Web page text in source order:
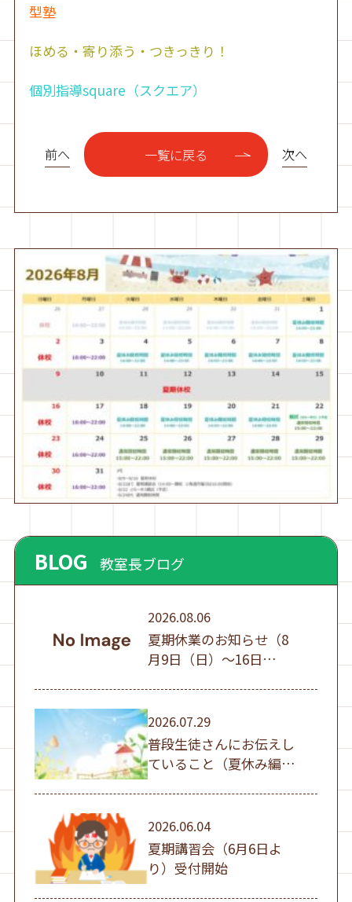
型塾
ほめる・寄り添う・つきっきり！
個別指導square（スクエア）
前へ 一覧に戻る 次へ
BLOG 教室長ブログ
2026.08.06
夏期休業のお知らせ（8
月9日（日）～16日
2026.07.29
普段生徒さんにお伝えし
ていること（夏休み編
①）
2026.06.04
夏期講習会（6月6日よ
り）受付開始